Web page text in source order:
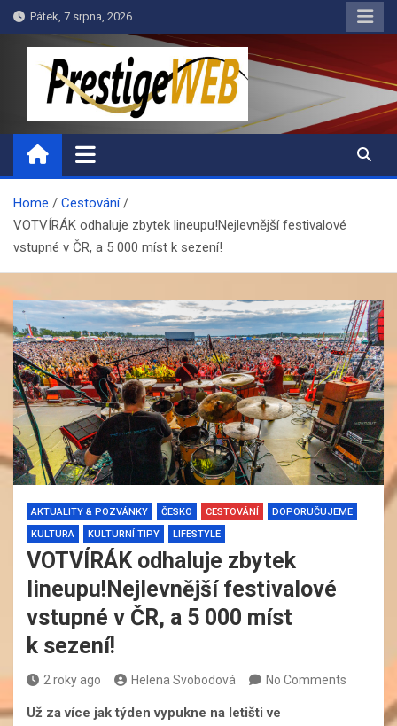
Skip
to
Pátek, 7 srpna, 2026
PrestigeWEB
Home
Cestování
VOTVÍRÁK odhaluje zbytek lineupu!Nejlevnější festivalové
vstupné v ČR, a 5 000 míst k sezení!
AKTUALITY & POZVÁNKY ČESKO CESTOVÁNÍ
DOPORUČUJEME
KULTURA
KULTURNÍ TIPY LIFESTYLE
VOTVÍRÁK odhaluje zbytek
lineupu!Nejlevnější festivalové
vstupné v ČR, a 5 000 míst
k sezení!
2 roky ago Helena Svobodová No Comments
Už za více jak týden vypukne na letišti ve